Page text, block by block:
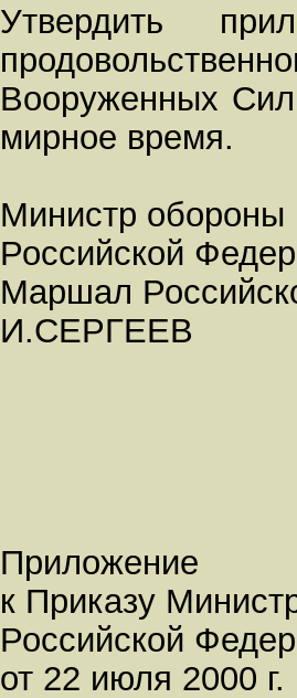
Утвердить
Вооруженных
мирное время.
Министр обороны
Российской
Маршал
И.СЕРГЕЕВ
Приложение
к Приказу
Российской
от 22 июля 2000 г.